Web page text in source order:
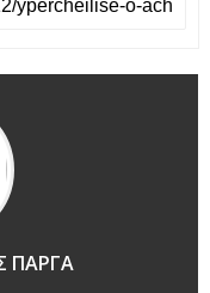
ΠΑΡΓΑ